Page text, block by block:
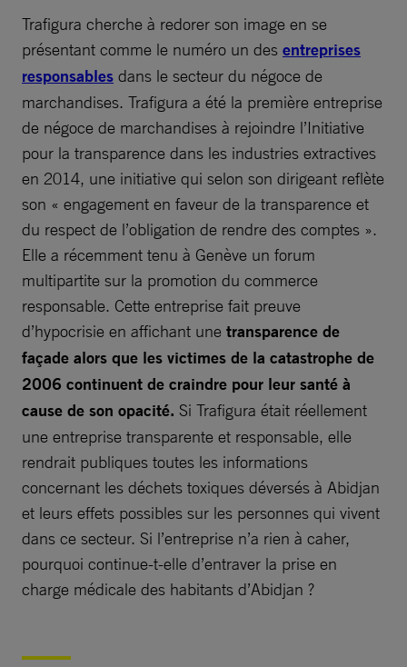
Trafigura cherche à redorer son image en se
présentant comme le numéro un des entreprises
responsables dans le secteur du négoce de
marchandises. Trafigura a été la première entreprise
de négoce de marchandises à rejoindre l’Initiative
pour la transparence dans les industries extractives
en 2014, une initiative qui selon son dirigeant reflète
son « engagement en faveur de la transparence et
du respect de l’obligation de rendre des comptes ».
Elle a récemment tenu à Genève un forum
multipartite sur la promotion du commerce
responsable. Cette entreprise fait preuve
d’hypocrisie en affichant une transparence de
façade alors que les victimes de la catastrophe de
2006 continuent de craindre pour leur santé à
cause de son opacité. Si Trafigura était réellement
une entreprise transparente et responsable, elle
rendrait publiques toutes les informations
concernant les déchets toxiques déversés à Abidjan
et leurs effets possibles sur les personnes qui vivent
dans ce secteur. Si l’entreprise n’a rien à caher,
pourquoi continue-t-elle d’entraver la prise en
charge médicale des habitants d’Abidjan ?